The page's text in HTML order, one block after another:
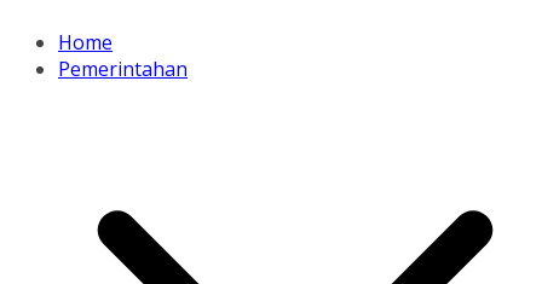
Home
Pemerintahan